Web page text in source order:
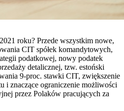
roku? Przede wszystkim nowe,
CIT spółek komandytowych,
podatkowej, nowy podatek
detalicznej, tzw. estoński
9-proc. stawki CIT, zwiększenie
i znaczące ograniczenie możliwości
przez Polaków pracujących za